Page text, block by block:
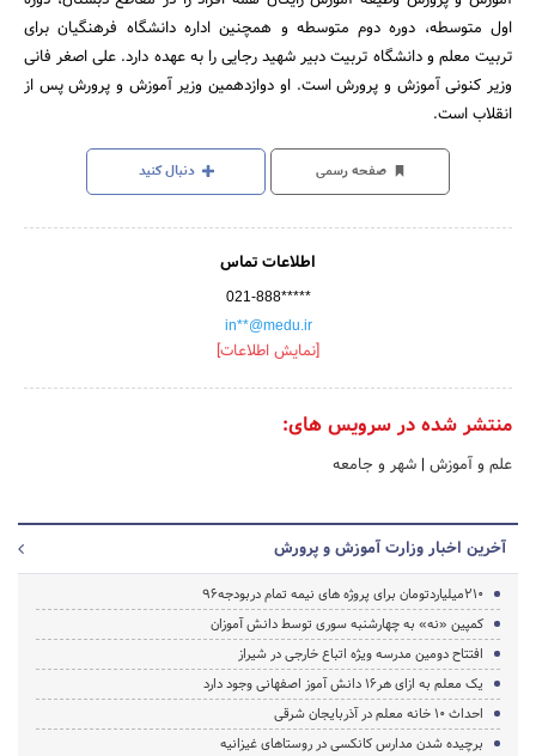
اول متوسطه، دوره دوم متوسطه و همچنین اداره دانشگاه فرهنگیان برای
تربیت معلم و دانشگاه تربیت دبیر شهید رجایی را به عهده دارد. علی اصغر فانی
وزیر کنونی آموزش و پرورش است. او دوازدهمین وزیر آموزش و پرورش پس از
انقلاب است.
صفحه رسمی دنبال کنید
اطلاعات تماس
021-888*****
in**@medu.ir
[نمایش اطلاعات]
منتشر شده در سرویس های:
علم و آموزش | شهر و جامعه
آخرین اخبار وزارت آموزش و پرورش
210میلیاردتومان برای پروژه های نیمه تمام دربودجه96
کمپین «نه» به چهارشنبه سوری توسط دانش آموزان
افتتاح دومین مدرسه ویژه اتباع خارجی در شیراز
یک معلم به ازای هر16 دانش آموز اصفهانی وجود دارد
احداث ۱۰ خانه معلم در آذربایجان شرقی
برچیده شدن مدارس کانکسی در روستاهای غیزانیه